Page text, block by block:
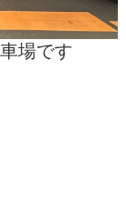
場です